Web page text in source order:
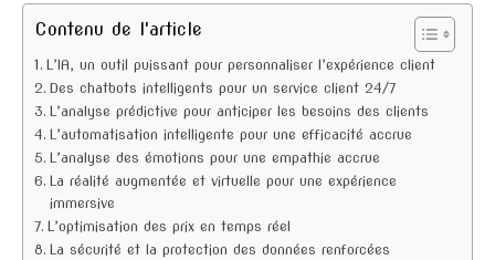
Contenu de l'article
L’IA, un outil puissant pour personnaliser l’expérience client
Des chatbots intelligents pour un service client 24/7
L’analyse prédictive pour anticiper les besoins des clients
L’automatisation intelligente pour une efficacité accrue
L’analyse des émotions pour une empathie accrue
La réalité augmentée et virtuelle pour une expérience
immersive
L’optimisation des prix en temps réel
La sécurité et la protection des données renforcées